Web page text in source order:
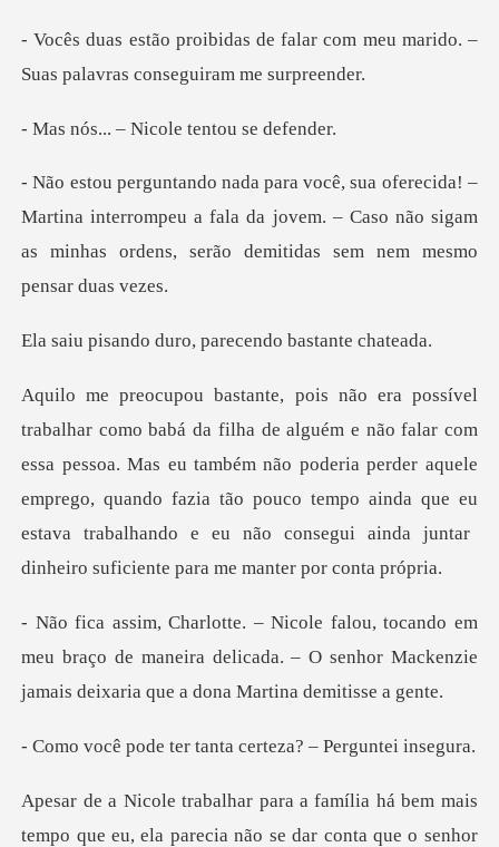
falar com meu marido. –
Suas pal
Nicole tentou
rtina interrompeu a fala da jovem. – Caso não sigam
as minh
duro, parecendo b
m
essa pessoa. Mas eu também não poderia perder aquele
emprego, quando fazia tão pouco tempo ainda que eu
m
meu braço de maneira delicada. – O senhor Mackenzie
r tanta certeza? –
o se dar conta que o senhor